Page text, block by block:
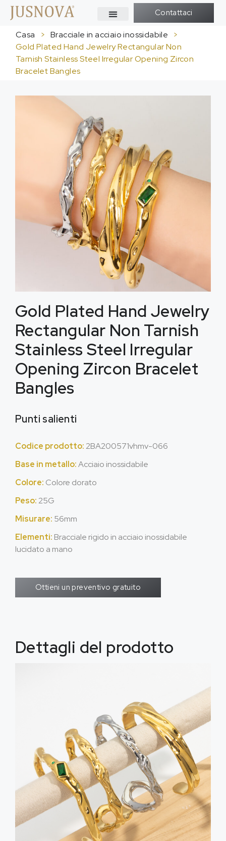
Contattaci
Casa > Bracciale in acciaio inossidabile
>
Gold Plated Hand Jewelry Rectangular Non
Tarnish Stainless Steel Irregular Opening Zircon
Bracelet Bangles
Gold Plated Hand Jewelry
Rectangular Non Tarnish
Stainless Steel Irregular
Opening Zircon Bracelet
Bangles
Punti salienti
Codice prodotto: 2BA200571vhmv-066
Base in metallo:Acciaio inossidabile
Colore: Colore dorato
Peso: 25G
Misurare: 56mm
Elementi: Bracciale rigido in acciaio inossidabile
lucidato a mano
Ottieni un preventivo gratuito
Dettagli del prodotto